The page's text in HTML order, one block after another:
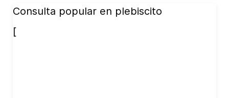
Consulta popular en plebiscito
[